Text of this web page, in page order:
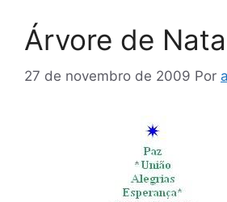
Árvore de
27 de novembro de 2009 Por